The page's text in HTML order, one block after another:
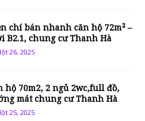
chí bán nhanh căn hộ 72m² –
B2.1, chung cư Thanh Hà
26, 2025
hộ 70m2, 2 ngủ 2wc,full đồ,
mát chung cư Thanh Hà
25, 2025